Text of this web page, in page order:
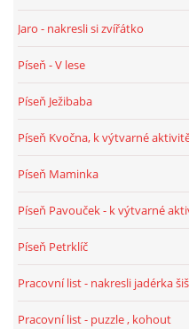
SMYSLOVÁ AKTIVITA
JÓGOVÉ CVIČENÍ, TYPY,
STÁTNÍ SVÁTKY
Jaro - nakresli si zvířátko
Píseň - V lese
Píseň Ježibaba
Píseň Kvočna, k výtvarné
Píseň Maminka
Píseň Pavouček - k výtvarné
Píseň Petrklíč
Pracovní list - nakresli jadérka
Pracovní list - puzzle , kohout